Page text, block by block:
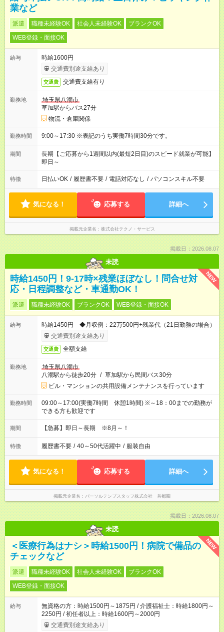
業など
派遣 職種未経験OK 社会人未経験OK
ブランクOK
WEB登録・面接OK
給与
時給1600円
交通費別途支給あり
交通費 交通費支給有り
勤務地
埼玉県八潮市
草加駅からバス27分
物流・倉庫関係
勤務時間 9:00～17:30 ※表記のうち実働7時間30分です。
期間
長期【ご応募から1週間以内(最短2日目)のスピード就業が可能】
即日～
特徴 日払いOK / 履歴書不要 / 電話対応なし / パソコンスキル不要
気になる！ 応募する 詳細へ
掲載元企業名 株式会社テクノ・サービス
掲載日：2026.08.07
未読
NEW
時給1450円！9-17時×残業ほぼなし！問合せ対
応・日程調整など・車通勤OK！
派遣 職種未経験OK ブランクOK WEB登録・面接OK
給与
時給1450円 ◆月収例：22万500円+残業代（21日勤務の場合）
交通費別途支給あり
交通費 全額支給
勤務地
埼玉県八潮市
八潮駅から徒歩20分 / 草加駅から民間バス30分
ビル・マンションの共用設備メンテナンスを行っています
勤務時間
09:00～17:00(実働7時間 休憩1時間) ※～18：00までの勤務が
できる方も歓迎です
期間 【急募】即日～長期 ※8月～！
特徴 履歴書不要 / 40～50代活躍中 / 服装自由
気になる！ 応募する 詳細へ
掲載元企業名 パーソルテンプスタッフ株式会社 首都圏
掲載日：2026.08.07
未読
NEW
＜医療行為はナシ＞時給1500円！病院で備品の
チェックなど
派遣 職種未経験OK 社会人未経験OK
ブランクOK
WEB登録・面接OK
給与
無資格の方：時給1500円～1875円 / 介護福祉士：時給1800円～
2250円 / 初任者以上：時給1600円～2000円
交通費別途支給あり